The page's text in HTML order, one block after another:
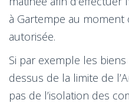
à Gartempe au
autorisée.
Si par exemple les
dessus de la limite de
pas de l’isolation des